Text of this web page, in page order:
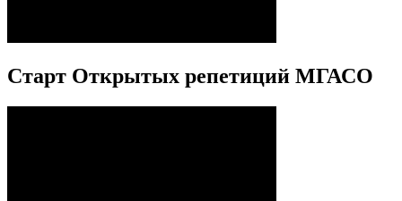
Старт Открытых репетиций МГАСО